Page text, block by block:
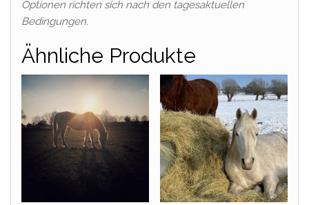
Optionen richten sich nach den tagesaktuellen
Bedingungen.
Ähnliche Produkte